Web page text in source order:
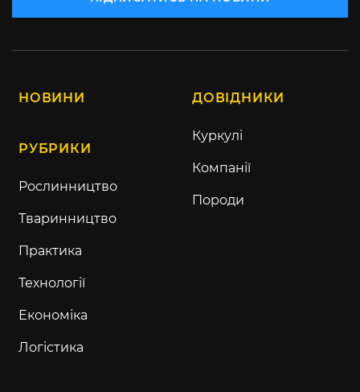
НОВИНИ
РУБРИКИ
Рослинництво
Тваринництво
Практика
Технології
Економіка
Логістика
ДОВІДНИКИ
Куркулі
Компанії
Породи